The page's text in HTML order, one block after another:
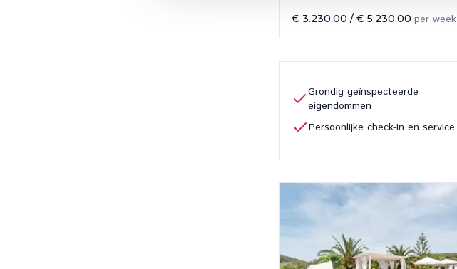
€ 3.230,00 / € 5.230,00 per week
Grondig geïnspecteerde
eigendommen
Persoonlijke check-in en service